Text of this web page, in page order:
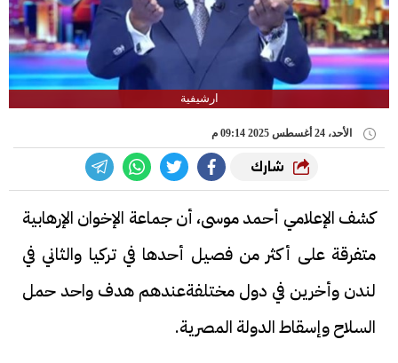
ارشيفية
الأحد، 24 أغسطس 2025 09:14 م
شارك
كشف الإعلامي أحمد موسى، أن جماعة الإخوان الإرهابية
متفرقة على أكثر من فصيل أحدها في تركيا والثاني في
لندن وأخرين في دول مختلفةعندهم هدف واحد حمل
السلاح وإسقاط الدولة المصرية.